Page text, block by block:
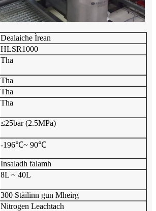
Dealaiche Ìrean
HLSR1000
Tha
Tha
Tha
Tha
≤25bar (2.5MPa)
-196℃~ 90℃
Insaladh falamh
8L ~ 40L
300 Stàilinn gun Mheirg
Nitrogen Leachtach